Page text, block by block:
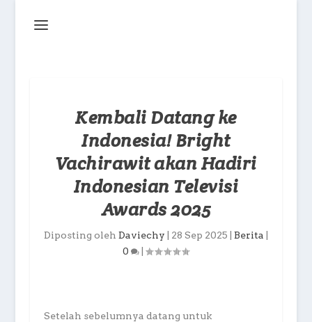
Kembali Datang ke
Indonesia! Bright
Vachirawit akan Hadiri
Indonesian Televisi
Awards 2025
Diposting oleh Daviechy 28 Sep 2025 Berita
0
|
Setelah sebelumnya datang untuk